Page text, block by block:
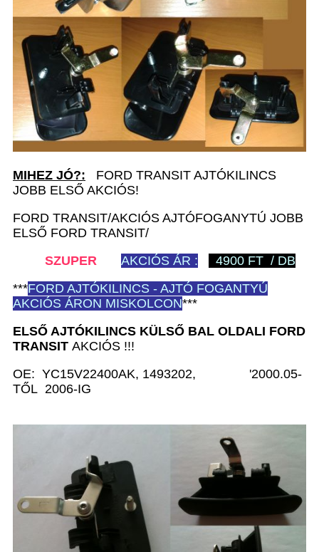
MIHEZ JÓ?: FORD TRANSIT AJTÓKILINCS
JOBB ELSŐ AKCIÓS!
FORD TRANSIT/AKCIÓS AJTÓFOGANYTÚ JOBB
ELSŐ FORD TRANSIT/
SZUPER
AKCIÓS ÁR :
4900 FT / DB
***FORD AJTÓKILINCS - AJTÓ FOGANTYÚ
AKCIÓS ÁRON MISKOLCON***
ELSŐ AJTÓKILINCS KÜLSŐ BAL OLDALI FORD
TRANSIT AKCIÓS !!!
OE: YC15V22400AK, 1493202, '2000.05-
TŐL 2006-IG